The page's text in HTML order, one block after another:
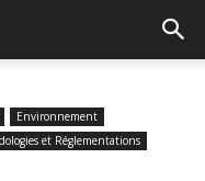
Environnement
et Réglementations